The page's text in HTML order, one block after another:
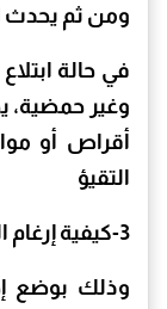
ومن ثم يحدث
في حالة
وغير حمضية،
أقراص أو
التقيؤ
3-كيفية إرغام الطفل على التقيؤ
وذلك بوضع